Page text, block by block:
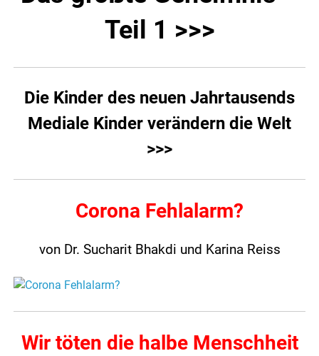
Teil 1 >>>
Die Kinder des neuen Jahrtausends
Mediale Kinder verändern die Welt
>>>
Corona Fehlalarm?
von Dr. Sucharit Bhakdi und Karina Reiss
Wir töten die halbe Menschheit